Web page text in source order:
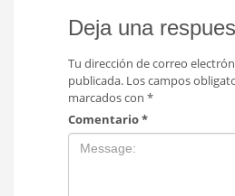
Deja una
Tu dirección de correo
publicada. Los campos
marcados con *
Comentario*